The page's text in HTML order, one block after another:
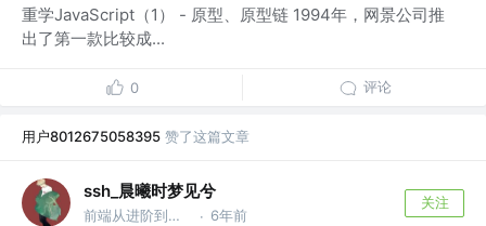
重学JavaScript（1） - 原型、原型链 1994年，网景公司推
出了第一款比较成...
0 评论
用户8012675058395 赞了这篇文章
ssh_晨曦时梦见兮
前端从进阶到入院 @字节跳动 · 6年前
关注